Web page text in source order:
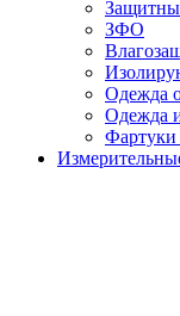
ЗФО
Одежда
Одежда
Фартуки